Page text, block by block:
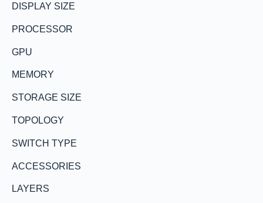
DISPLAY SIZE
PROCESSOR
GPU
MEMORY
STORAGE SIZE
TOPOLOGY
SWITCH TYPE
ACCESSORIES
LAYERS